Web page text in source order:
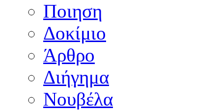
Ποιηση
Δοκίμιο
Άρθρο
Διήγημα
Νουβέλα